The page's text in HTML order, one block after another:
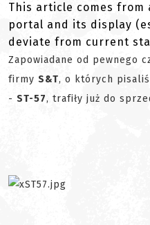
This article comes
portal and its display
deviate from current
Zapowiadane od pewnego
firmy S&T, o których
- ST-57, trafiły już do